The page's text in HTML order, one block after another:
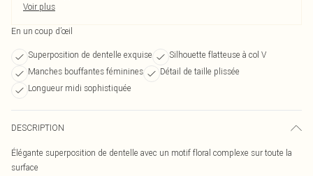
Voir plus
En un coup d’œil
Superposition de dentelle exquise
Silhouette flatteuse à col V
Manches bouffantes féminines
Détail de taille plissée
Longueur midi sophistiquée
DESCRIPTION
Élégante superposition de dentelle avec un motif floral complexe sur toute la
surface